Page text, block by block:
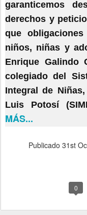
garanticemos
derechos y
que
niños, niñas y
Enrique Galindo
colegiado del
Integral de
Luis Potosí
MÁS...
Publicado 31st
0